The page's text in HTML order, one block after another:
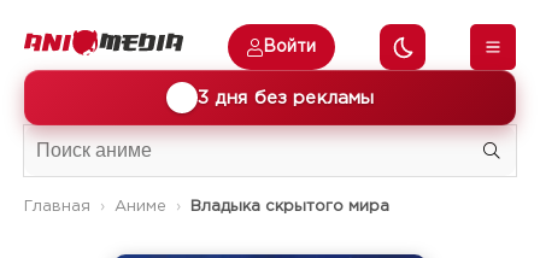
3 дня без рекламы
Войти
Главная Аниме Владыка скрытого мира